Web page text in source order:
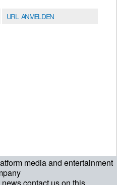
media and entertainment
URL ANMELDEN